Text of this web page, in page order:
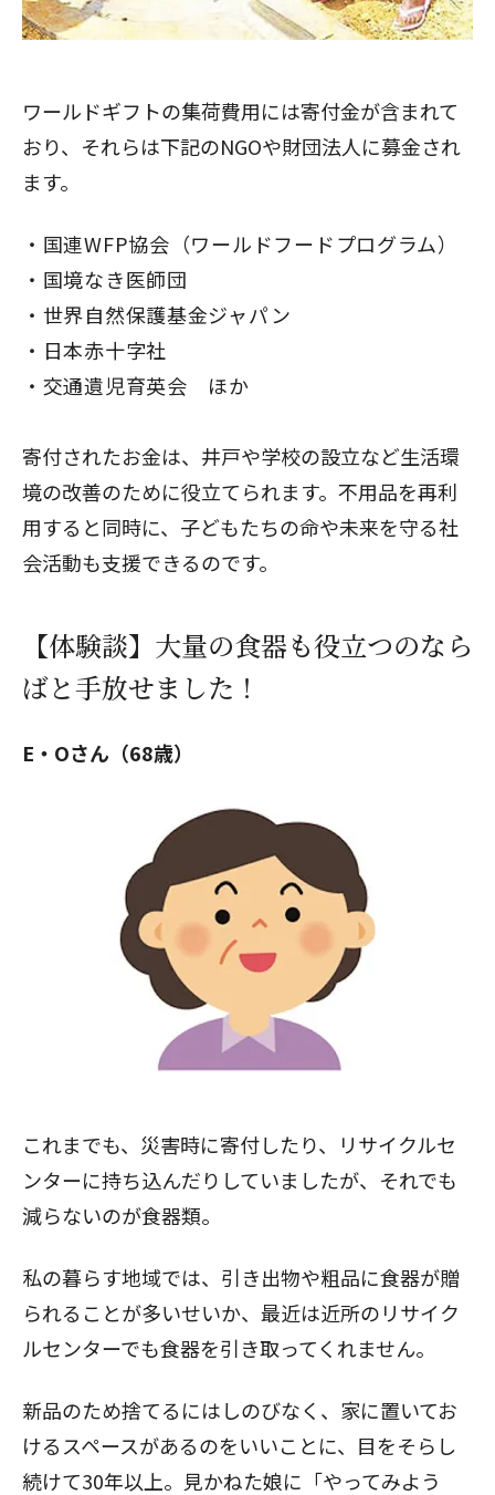
ワールドギフトの集荷費用には寄付金が含まれて
おり、それらは下記のNGOや財団法人に募金され
ます。
国連WFP協会（ワールドフードプログラム）
国境なき医師団
世界自然保護基金ジャパン
日本赤十字社
交通遺児育英会 ほか
寄付されたお金は、井戸や学校の設立など生活環
境の改善のために役立てられます。不用品を再利
用すると同時に、子どもたちの命や未来を守る社
会活動も支援できるのです。
【体験談】大量の食器も役立つのなら
ばと手放せました！
E・Oさん（68歳）
これまでも、災害時に寄付したり、リサイクルセ
ンターに持ち込んだりしていましたが、それでも
減らないのが食器類。
私の暮らす地域では、引き出物や粗品に食器が贈
られることが多いせいか、最近は近所のリサイク
ルセンターでも食器を引き取ってくれません。
新品のため捨てるにはしのびなく、家に置いてお
けるスペースがあるのをいいことに、目をそらし
続けて30年以上。見かねた娘に「やってみよう